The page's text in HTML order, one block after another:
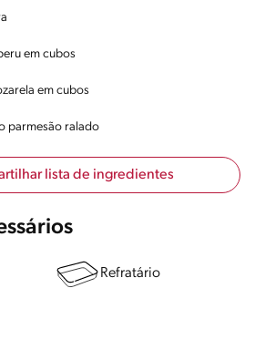
em cubos
em cubos
parmesão ralado
lista de ingredientes
Refratário